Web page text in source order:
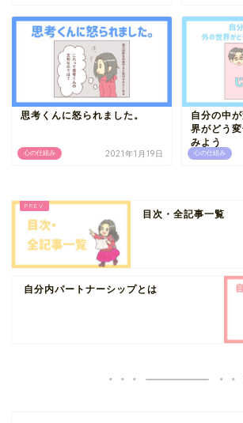
心の仕組み
思考くんに怒られました。
2021年1月19日 心の仕組み
自分の中
界がどう
みよう
目次・全記事一覧
自分内パートナーシップとは